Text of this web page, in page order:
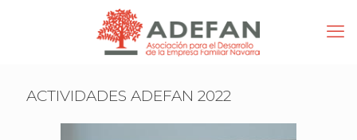
ACTIVIDADES ADEFAN 2022